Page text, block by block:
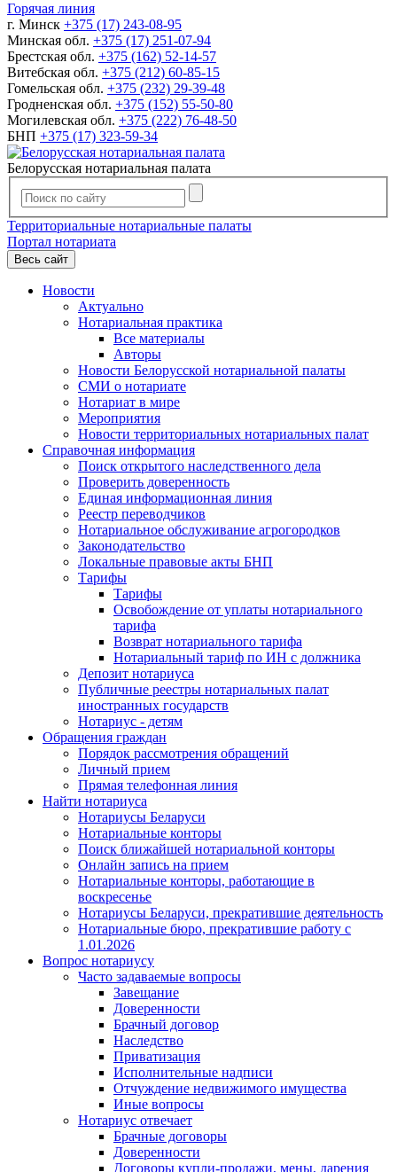
Горячая линия
г. Минск +375 (17) 243-08-95
Минская обл. +375 (17) 251-07-94
Брестская обл. +375 (162) 52-14-57
Витебская обл. +375 (212) 60-85-15
Гомельская обл. +375 (232) 29-39-48
Гродненская обл. +375 (152) 55-50-80
Могилевская обл. +375 (222) 76-48-50
БНП +375 (17) 323-59-34
Белорусская нотариальная палата
Территориальные нотариальные палаты
Портал нотариата
Весь сайт
Новости
Актуально
Нотариальная практика
Все материалы
Авторы
Новости Белорусской нотариальной палаты
СМИ о нотариате
Нотариат в мире
Мероприятия
Новости территориальных нотариальных палат
Справочная информация
Поиск открытого наследственного дела
Проверить доверенность
Единая информационная линия
Реестр переводчиков
Нотариальное обслуживание агрогородков
Законодательство
Локальные правовые акты БНП
Тарифы
Тарифы
Освобождение от уплаты нотариального
тарифа
Возврат нотариального тарифа
Нотариальный тариф по ИН с должника
Депозит нотариуса
Публичные реестры нотариальных палат
иностранных государств
Нотариус - детям
Обращения граждан
Порядок рассмотрения обращений
Личный прием
Прямая телефонная линия
Найти нотариуса
Нотариусы Беларуси
Нотариальные конторы
Поиск ближайшей нотариальной конторы
Онлайн запись на прием
Нотариальные конторы, работающие в
воскресенье
Нотариусы Беларуси, прекратившие деятельность
Нотариальные бюро, прекратившие работу с
1.01.2026
Вопрос нотариусу
Часто задаваемые вопросы
Завещание
Доверенности
Брачный договор
Наследство
Приватизация
Исполнительные надписи
Отчуждение недвижимого имущества
Иные вопросы
Нотариус отвечает
Брачные договоры
Доверенности
Договоры купли-продажи, мены, дарения